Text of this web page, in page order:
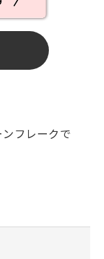
フレークで